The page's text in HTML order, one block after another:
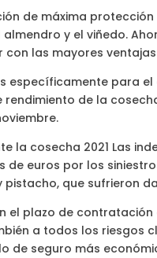
de máxima
y el viñedo.
las mayores
específicamente para
de la
la cosecha 2021 Las
de euros por los
que sufrieron
el plazo de
a todos los riesgos
de seguro más